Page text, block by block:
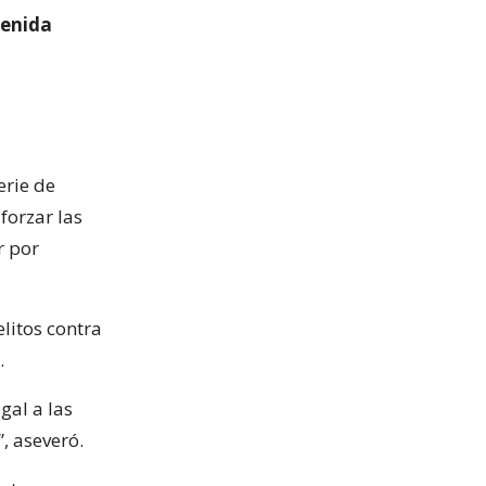
de
las
por
contra
a las
aseveró.